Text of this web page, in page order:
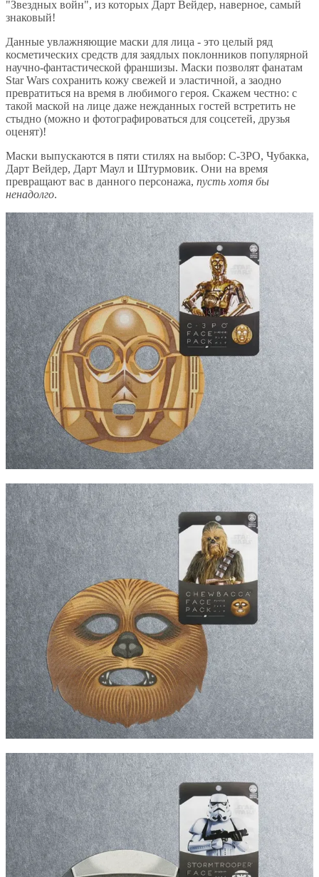
"Звездных войн", из которых Дарт Вейдер, наверное, самый
знаковый!
Данные увлажняющие маски для лица - это целый ряд
косметических средств для заядлых поклонников популярной
научно-фантастической франшизы. Маски позволят фанатам
Star Wars сохранить кожу свежей и эластичной, а заодно
превратиться на время в любимого героя. Скажем честно: с
такой маской на лице даже нежданных гостей встретить не
стыдно (можно и фотографироваться для соцсетей, друзья
оценят)!
Маски выпускаются в пяти стилях на выбор: C-3PO, Чубакка,
Дарт Вейдер, Дарт Маул и Штурмовик. Они на время
превращают вас в данного персонажа, пусть хотя бы
ненадолго.